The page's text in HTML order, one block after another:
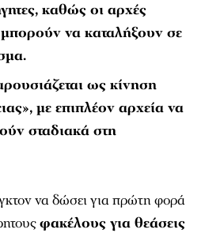
καθώς οι αρχές
να καταλήξουν σε
ως κίνηση
με επιπλέον αρχεία να
σταδιακά στη
να δώσει για πρώτη φορά
φακέλους για θεάσεις